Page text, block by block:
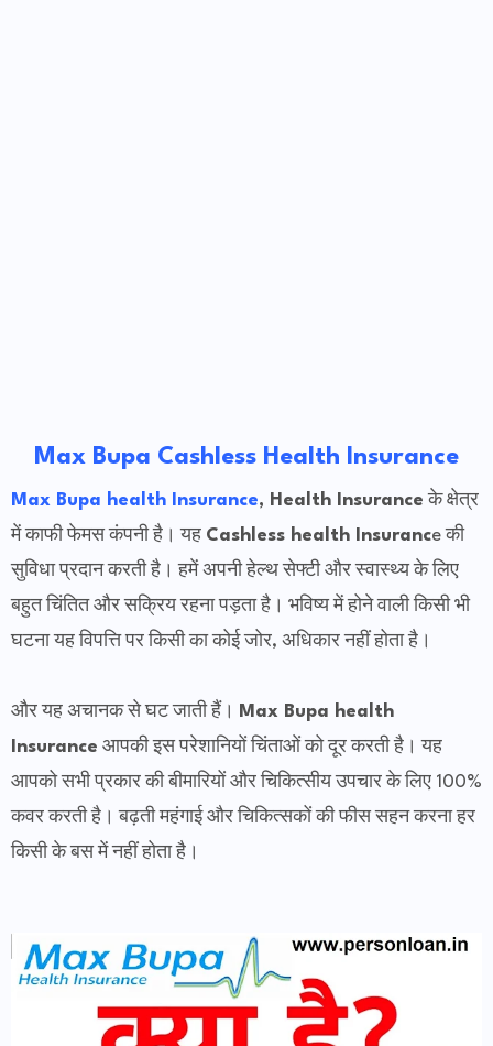
Max Bupa Cashless Health Insurance
Max Bupa health Insurance, Health Insurance के क्षेत्र
में काफी फेमस कंपनी है। यह Cashless health Insurance की
सुविधा प्रदान करती है। हमें अपनी हेल्थ सेफ्टी और स्वास्थ्य के लिए
बहुत चिंतित और सक्रिय रहना पड़ता है। भविष्य में होने वाली किसी भी
घटना यह विपत्ति पर किसी का कोई जोर, अधिकार नहीं होता है।
और यह अचानक से घट जाती हैं।
Max Bupa health
Insurance आपकी इस परेशानियों चिंताओं को दूर करती है।यह
आपको सभी प्रकार की बीमारियों और चिकित्सीय उपचार के लिए 100%
कवर करती है। बढ़ती महंगाई और चिकित्सकों की फीस सहन करना हर
किसी के बस में नहीं होता है।